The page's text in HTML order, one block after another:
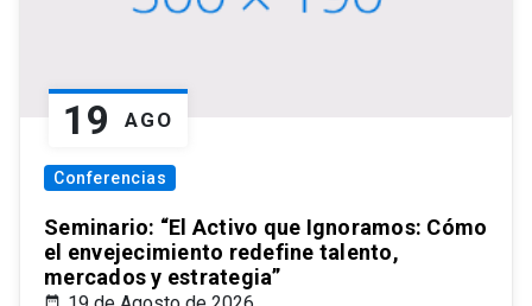
19 AGO
Conferencias
Seminario: “El Activo que Ignoramos: Cómo
el envejecimiento redefine talento,
mercados y estrategia”